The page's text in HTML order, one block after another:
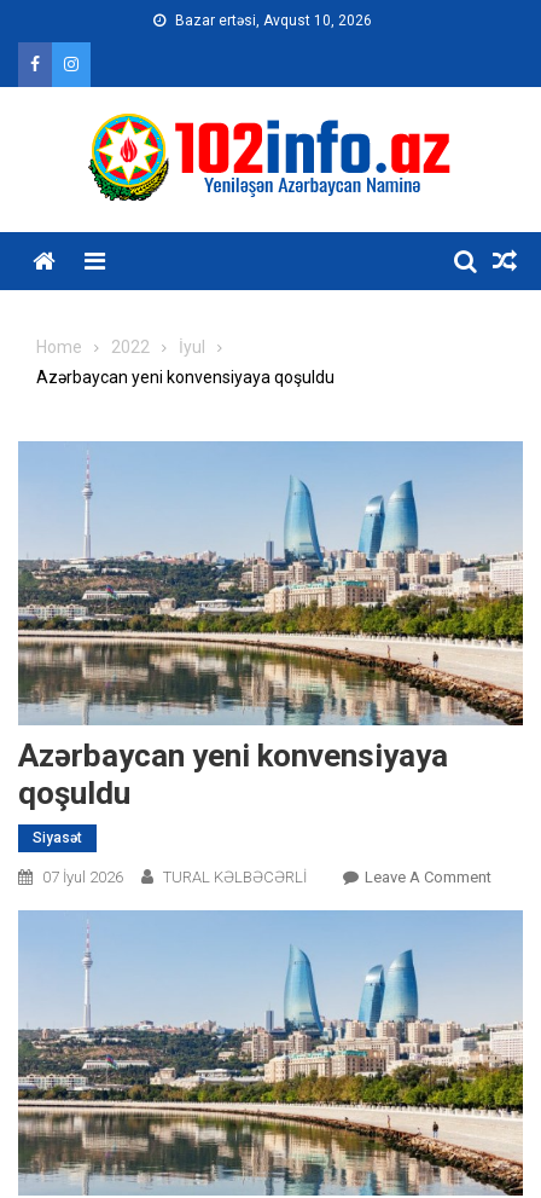
content
Bazar ertəsi, Avqust 10, 2026
Home 2022
İyul
Azərbaycan yeni konvensiyaya qoşuldu
Azərbaycan yeni konvensiyaya
qoşuldu
Siyasət
07 İyul 2026 TURAL KƏLBƏCƏRLİ Leave A CommentOn